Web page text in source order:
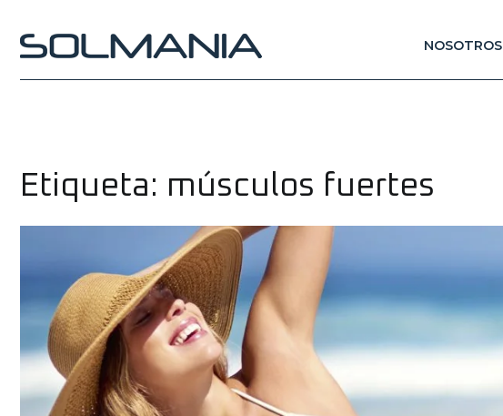
contenido
NOSOTROS
Etiqueta: músculos fuertes